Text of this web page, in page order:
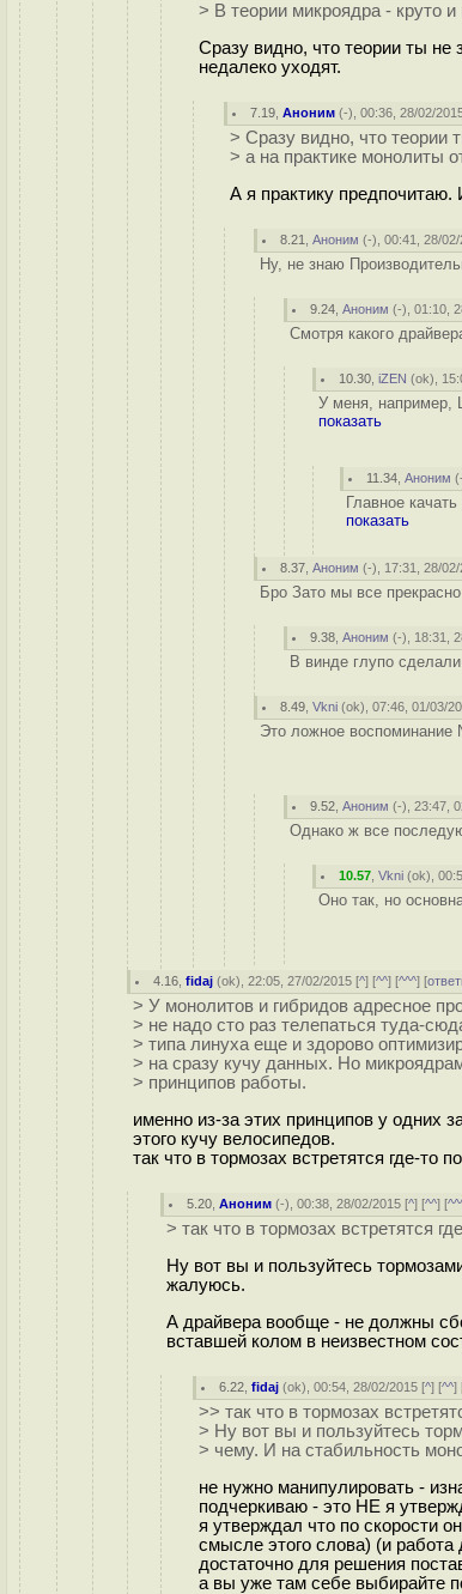
> В теории микроядра - круто
Сразу видно, что теории ты не
недалеко уходят.
7.19 ,Аноним (-), 00:36, 28/02/
> Сразу видно, что теории
> а на практике монолиты
А я практику
8.21 ,Аноним (-), 00:41, 28/
Ну, не знаю
9.24 ,Аноним (-), 01:10,
Смотря какого
10.30 ,iZEN (ok),
У меня, например,
показать
11.34 ,Аноним (
Главное
показать
8.37 ,Аноним (-), 17:31, 28/
Бро Зато мы все
9.38 ,Аноним (-), 18:31,
В винде глупо
8.49 ,Vkni (ok), 07:46, 01/03/
Это ложное воспоминание
9.52 ,Аноним (-), 23:47,
Однако ж все
10.57 ,Vkni (ok),
Оно так, но
4.16 ,fidaj (ok), 22:05, 27/02/2015 [^] [^^] [^^^] [
> У монолитов и гибридов адресное
> не надо сто раз телепаться туда-
> типа линуха еще и здорово
> на сразу кучу данных. Но
> принципов работы.
именно из-за этих принципов у одних
этого кучу велосипедов.
так что в тормозах встретятся где-то
5.20 ,Аноним (-), 00:38, 28/02/2015 [^] [^^] [
> так что в тормозах встретятся
Ну вот вы и пользуйтесь
жалуюсь.
А драйвера вообще - не должны
вставшей колом в неизвестном
6.22 ,fidaj (ok), 00:54, 28/02/2015 [^] [^^]
>> так что в тормозах
> Ну вот вы и пользуйтесь
> чему. И на стабильность
не нужно манипулировать -
подчеркиваю - это НЕ я
я утверждал что по скорости
смысле этого слова) (и
достаточно для решения
а вы уже там себе выбирайте